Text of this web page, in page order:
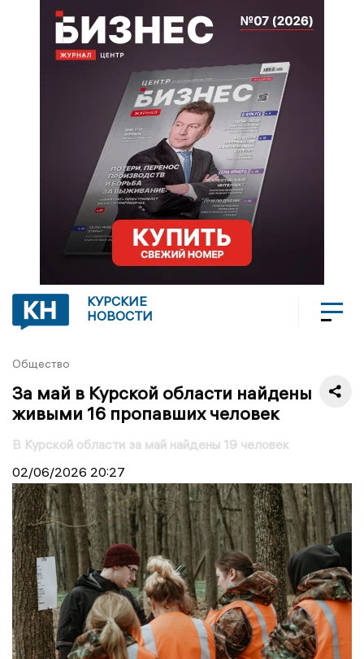
КУРСКИЕ
НОВОСТИ
Общество
За май в Курской области найдены
живыми 16 пропавших человек
В Курской области за май найдены 19 человек
02/06/2026 20:27